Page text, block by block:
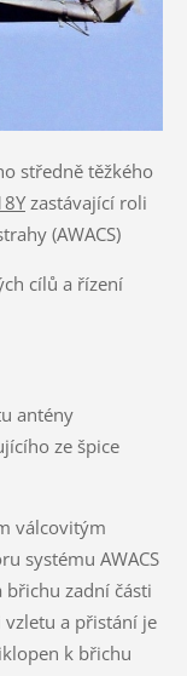
středně těžkého
zastávající roli
(AWACS)
cílů a řízení
antény
ze špice
válcovitým
systému AWACS
zadní části
a přistání je
k břichu